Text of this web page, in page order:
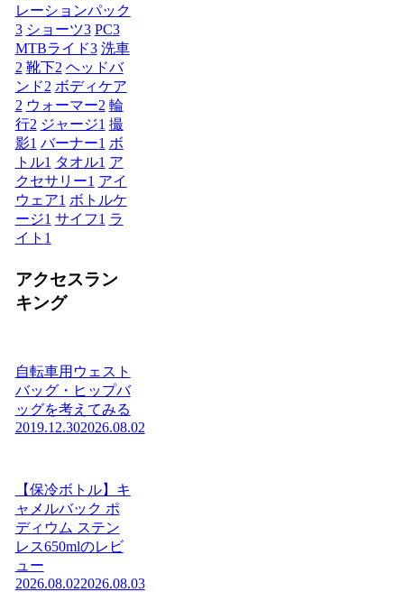
レーションパック
3 ショーツ3 PC3
MTBライド3 洗車
2 靴下2 ヘッドバ
ンド2 ボディケア
2 ウォーマー2 輪
行2 ジャージ1 撮
影1 バーナー1 ボ
トル1 タオル1 ア
クセサリー1 アイ
ウェア1 ボトルケ
ージ1 サイフ1 ラ
イト 1
アクセスラン
キング
自転車用ウェスト
バッグ・ヒップバ
ッグを考えてみる
2019.12.302026.08.02
【保冷ボトル】キ
ャメルバック ポ
ディウム ステン
レス650mlのレビ
ュー
2026.08.022026.08.03